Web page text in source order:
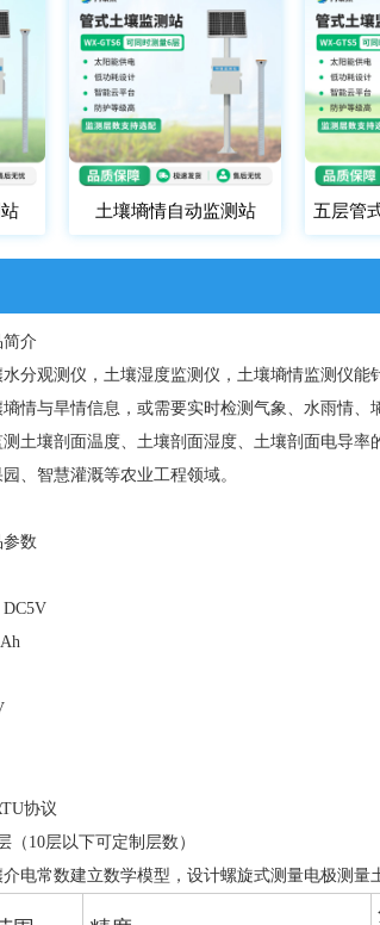
土壤墒情自动监测站 五层管
简介
分观测仪，土壤湿度监测仪，土壤墒情监测仪
情与旱情信息，或需要实时检测气象、水雨情、
土壤剖面温度、土壤剖面湿度、土壤剖面电导
、智慧灌溉等农业工程领域。
参数
协议
（10层以下可定制层数）
电常数建立数学模型，设计螺旋式测量电极测量